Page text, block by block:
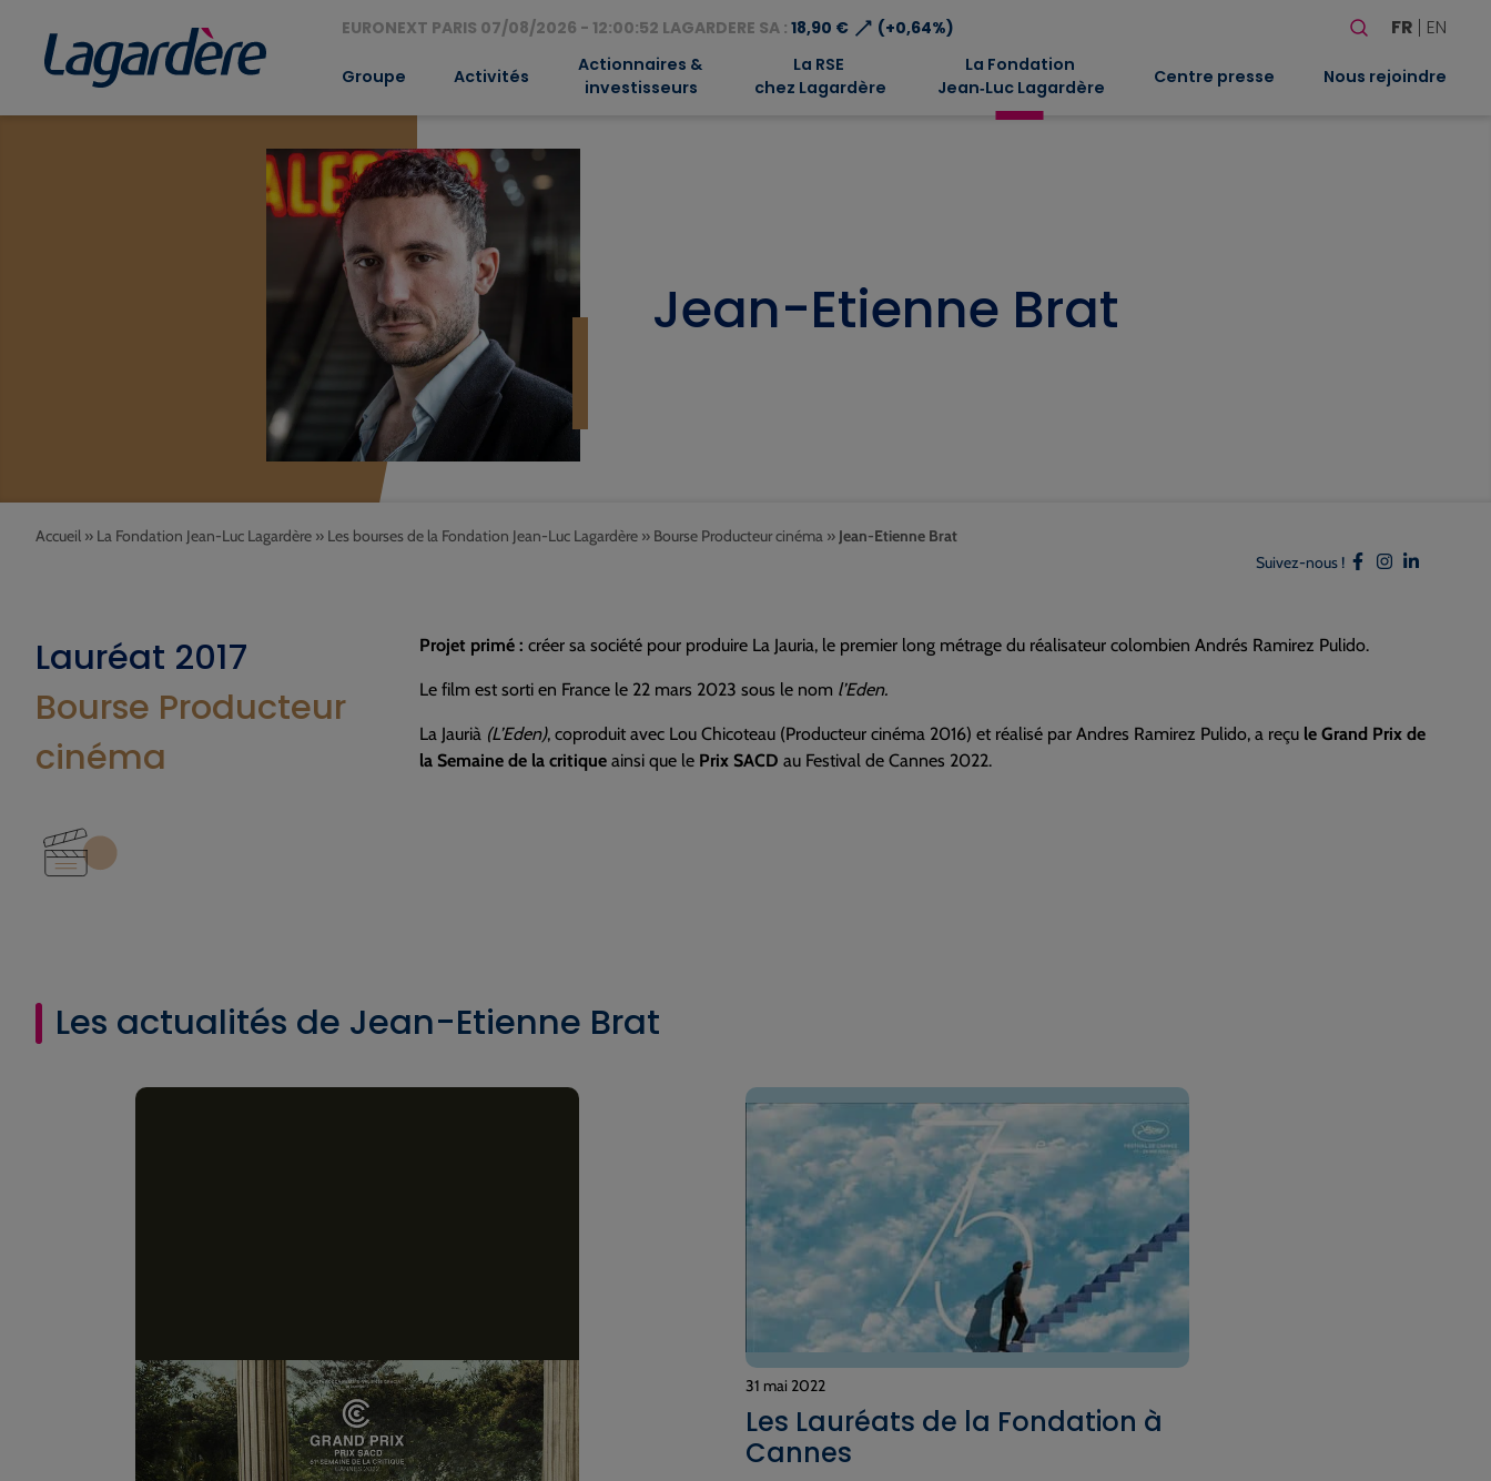
EURONEXT PARIS 07/08/2026 - 12:00:52 LAGARDERE SA : 18,90 €⟶ (+0,64%)
Rechercher
FR EN
Groupe Activités
Actionnaires &
investisseurs
La RSE
chez Lagardère
La Fondation
Jean‑Luc Lagardère
Centre presse Nous rejoindre
Jean-Etienne Brat
Accueil » La Fondation Jean-Luc Lagardère » Les bourses de la Fondation Jean-Luc Lagardère » Bourse Producteur cinéma » Jean-Etienne Brat
Suivez-nous !
Lauréat 2017
Bourse Producteur
cinéma
Projet primé : créer sa société pour produire La Jauria, le premier long métrage du réalisateur colombien Andrés Ramirez Pulido.
Le film est sorti en France le 22 mars 2023 sous le nom l’Eden.
La Jaurià (L’Eden), coproduit avec Lou Chicoteau (Producteur cinéma 2016) et réalisé par Andres Ramirez Pulido, a reçu le Grand Prix de
la Semaine de la critique ainsi que le Prix SACD au Festival de Cannes 2022.
Les actualités de Jean-Etienne Brat
31 mai 2022
Les Lauréats de la Fondation à
Cannes